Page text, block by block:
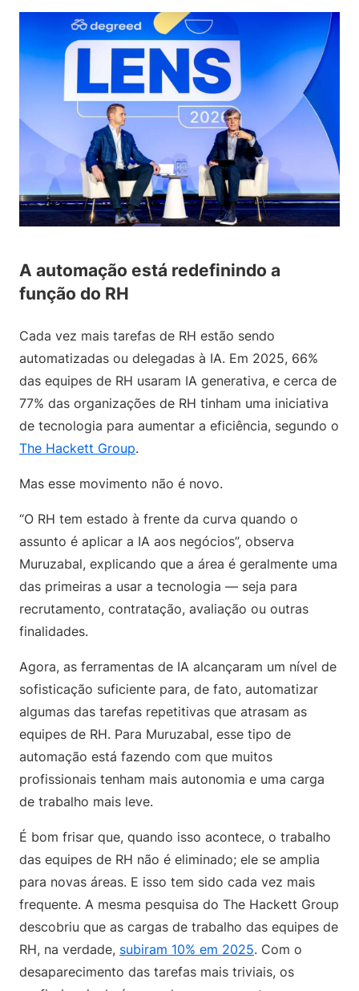
A automação está redefinindo a
função do RH
Cada vez mais tarefas de RH estão sendo
automatizadas ou delegadas à IA. Em 2025, 66%
das equipes de RH usaram IA generativa, e cerca de
77% das organizações de RH tinham uma iniciativa
de tecnologia para aumentar a eficiência, segundo o
The Hackett Group.
Mas esse movimento não é novo.
“O RH tem estado à frente da curva quando o
assunto é aplicar a IA aos negócios”, observa
Muruzabal, explicando que a área é geralmente uma
das primeiras a usar a tecnologia — seja para
recrutamento, contratação, avaliação ou outras
finalidades.
Agora, as ferramentas de IA alcançaram um nível de
sofisticação suficiente para, de fato, automatizar
algumas das tarefas repetitivas que atrasam as
equipes de RH. Para Muruzabal, esse tipo de
automação está fazendo com que muitos
profissionais tenham mais autonomia e uma carga
de trabalho mais leve.
É bom frisar que, quando isso acontece, o trabalho
das equipes de RH não é eliminado; ele se amplia
para novas áreas. E isso tem sido cada vez mais
frequente. A mesma pesquisa do The Hackett Group
descobriu que as cargas de trabalho das equipes de
RH, na verdade, subiram 10% em 2025. Com o
desaparecimento das tarefas mais triviais, os